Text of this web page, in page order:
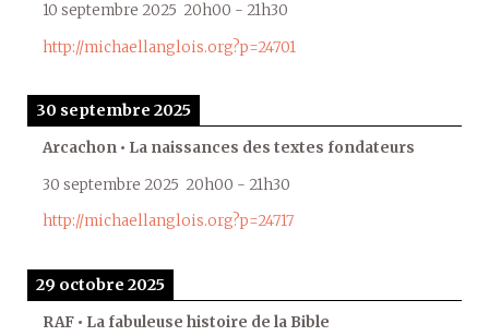
10 septembre 2025 20h00 - 21h30
http://michaellanglois.org?p=24701
30 septembre 2025
Arcachon • La naissances des textes fondateurs
30 septembre 2025 20h00 - 21h30
http://michaellanglois.org?p=24717
29 octobre 2025
RAF • La fabuleuse histoire de la Bible